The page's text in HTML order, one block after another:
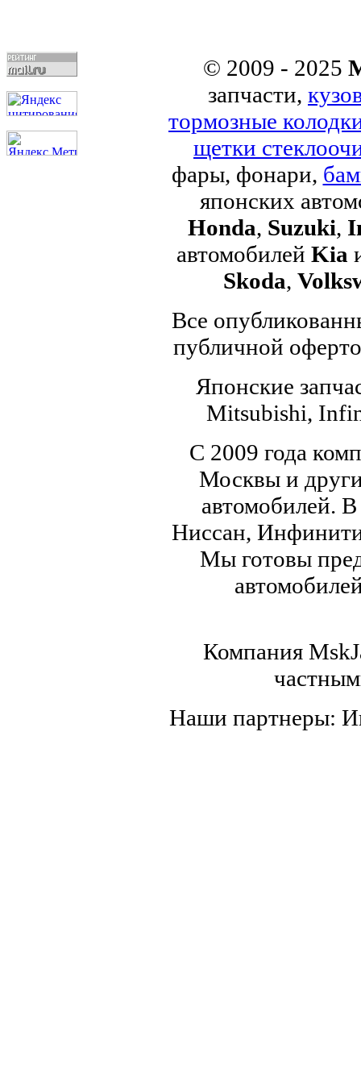
© 2009 - 2025
запчасти,
тормозные
щетки
фары, фонари,
японских
Honda, Suzuki,
автомобилей Kia
Skoda,
Все
публичной
Японские
Mitsubishi,
С 2009 года
Москвы и
автомобилей.
Ниссан,
Мы готовы
Компания
Наши партнеры: